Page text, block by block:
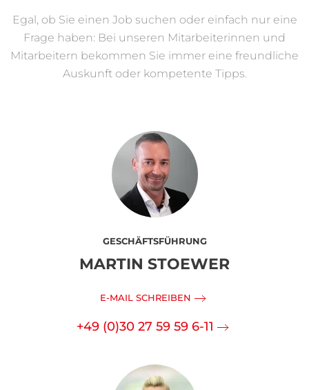
Egal, ob Sie einen Job suchen oder einfach nur eine
Frage haben: Bei unseren Mitarbeiterinnen und
Mitarbeitern bekommen Sie immer eine freundliche
Auskunft oder kompetente Tipps.
GESCHÄFTSFÜHRUNG
MARTIN STOEWER
E-MAIL SCHREIBEN
+49 (0)30 27 59 59 6-11